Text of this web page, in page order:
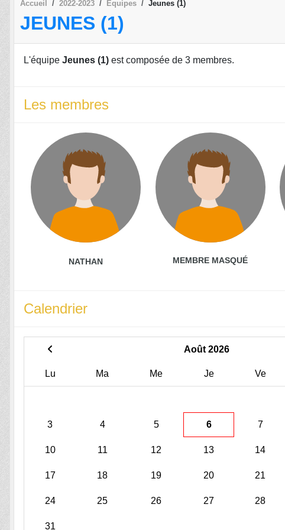
Accueil 2022-2023 Equipes Jeunes (1)
JEUNES (1)
L'équipe Jeunes (1) est composée de 3 membres.
Les membres
NATHAN MEMBRE MASQUÉ
Calendrier
Août 2026
Lu Ma Me Je Ve
3 4 5 6 7
10 11 12 13 14
17 18 19 20 21
24 25 26 27 28
31